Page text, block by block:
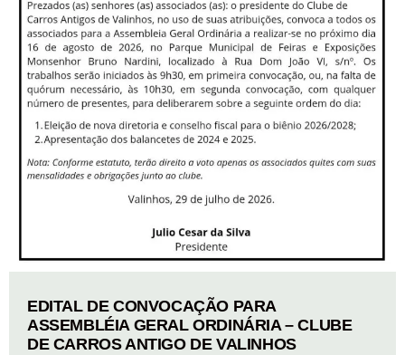
EDITAL DE CONVOCAÇÃO PARA
ASSEMBLÉIA GERAL ORDINÁRIA – CLUBE
DE CARROS ANTIGO DE VALINHOS